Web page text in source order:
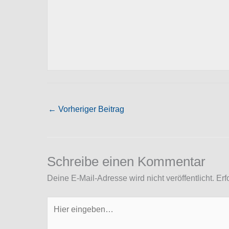
← Vorheriger Beitrag
Schreibe einen Kommentar
Deine E-Mail-Adresse wird nicht veröffentlicht.
eingeben…